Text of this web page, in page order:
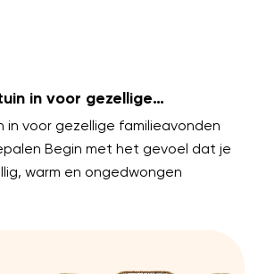
in voor gezellige
in voor gezellige familieavonden
Begin met het gevoel dat je
warm en ongedwongen